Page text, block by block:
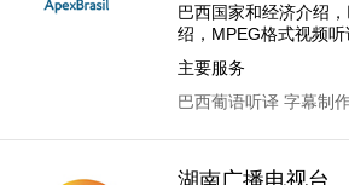
巴西国家和经济介绍
绍，MPEG格式视频
主要服务
巴西葡语听译 字幕制